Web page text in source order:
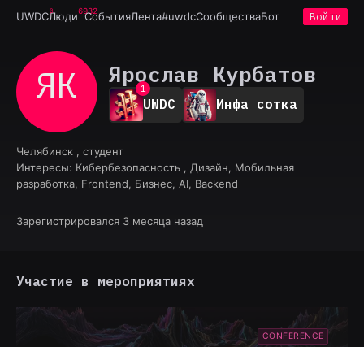
UWDCЛюди6932
СобытияЛента#uwdcСообществаБот Войти
ЯК Ярослав Курбатов
0
1
2
3
6
7
9
UWDC Инфа сотка
Челябинск , студент
Интересы: Кибербезопасность , Дизайн, Мобильная
разработка, Frontend, Бизнес, AI, Backend
Зарегистрировался 3 месяца назад
Участие в мероприятиях
CONFERENCE